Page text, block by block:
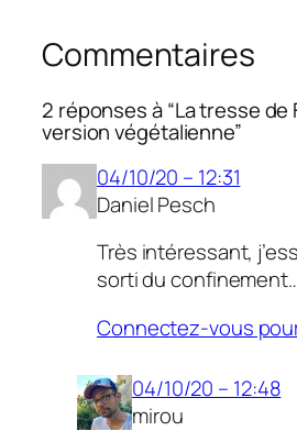
Commentaires
2 réponses à “La tresse de
version végétalienne”
04/10/20 – 12:31
Daniel Pesch
Très intéressant,
sorti du
Connectez-vous
04/10/20 – 12:48
mirou